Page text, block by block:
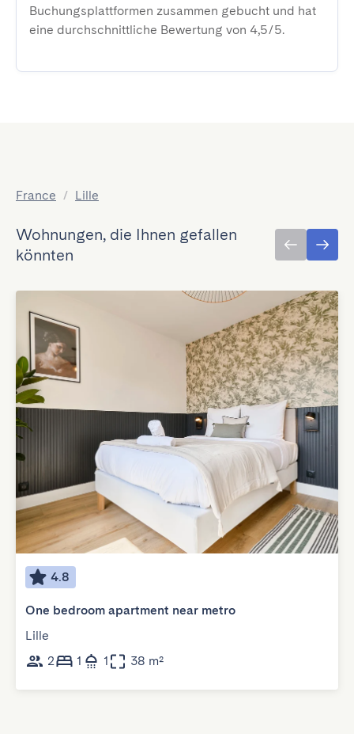
Buchungsplattformen zusammen gebucht und hat
eine durchschnittliche Bewertung von 4,5/5.
France / Lille
Wohnungen, die Ihnen gefallen
könnten
4.8
One bedroom apartment near metro
Lille
2
1 1 38 m²